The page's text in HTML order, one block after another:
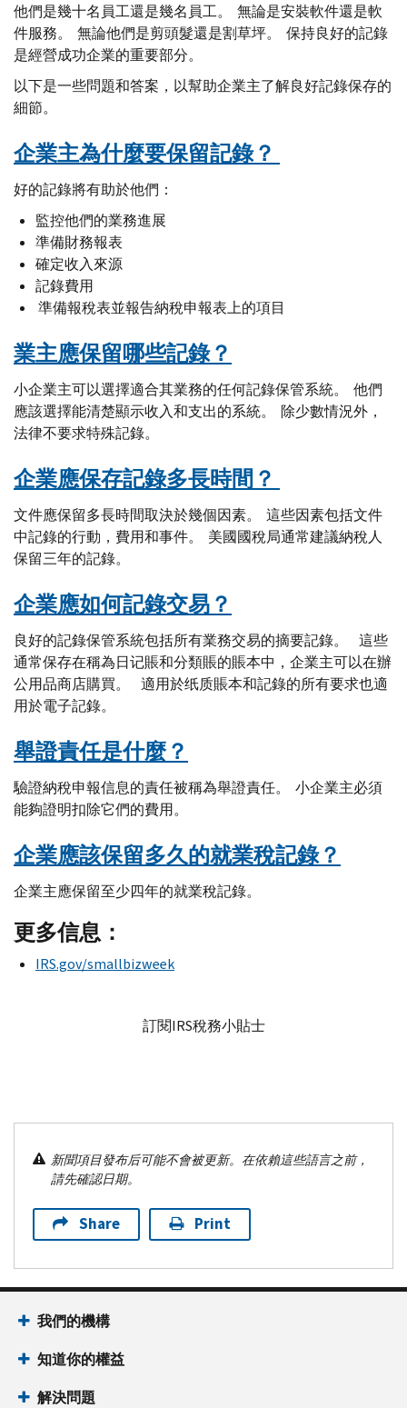
他們是幾十名員工還是幾名員工。 無論是安裝軟件還是軟
件服務。 無論他們是剪頭髮還是割草坪。 保持良好的記錄
是經營成功企業的重要部分。
以下是一些問題和答案，以幫助企業主了解良好記錄保存的
細節。
企業主為什麼要保留記錄？
好的記錄將有助於他們：
監控他們的業務進展
準備財務報表
確定收入來源
記錄費用
準備報稅表並報告納稅申報表上的項目
業主應保留哪些記錄？
小企業主可以選擇適合其業務的任何記錄保管系統。 他們
應該選擇能清楚顯示收入和支出的系統。 除少數情況外，
法律不要求特殊記錄。
企業應保存記錄多長時間？
文件應保留多長時間取決於幾個因素。 這些因素包括文件
中記錄的行動，費用和事件。 美國國稅局通常建議納稅人
保留三年的記錄。
企業應如何記錄交易？
良好的記錄保管系統包括所有業務交易的摘要記錄。 這些
通常保存在稱為日记賬和分類賬的賬本中，企業主可以在辦
公用品商店購買。 適用於纸质賬本和記錄的所有要求也適
用於電子記錄。
舉證責任是什麼？
驗證納稅申報信息的責任被稱為舉證責任。 小企業主必須
能夠證明扣除它們的費用。
企業應該保留多久的就業稅記錄？
企業主應保留至少四年的就業稅記錄。
更多信息：
IRS.gov/smallbizweek
訂閱IRS稅務小貼士
新聞項目發布后可能不會被更新。在依賴這些語言之前，
請先確認日期。
Share Print
我們的機構
知道你的權益
解決問題